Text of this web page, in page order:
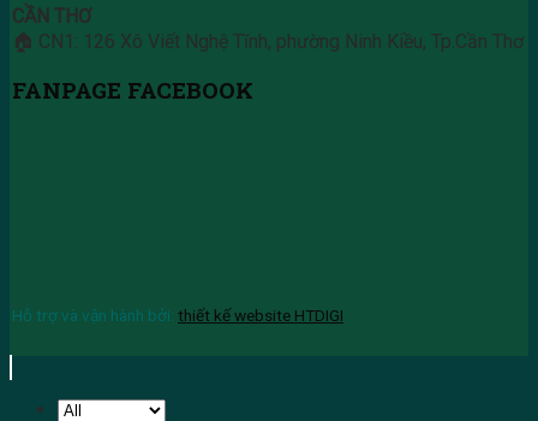
CẦN THƠ
🏠 CN1: 126 Xô Viết Nghệ Tĩnh, phường Ninh Kiều, Tp.Cần Thơ
FANPAGE FACEBOOK
Hỗ trợ và vận hành bởi: thiết kế website HTDIGI